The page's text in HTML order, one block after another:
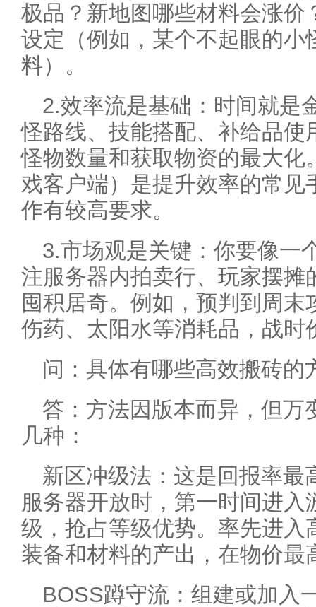
极品？新地图哪些材料会涨价
设定（例如，某个不起眼的小
料）。
2.效率流是基础：时间就是
怪路线、技能搭配、补给品使
怪物数量和获取物资的最大化
戏客户端）是提升效率的常见
作有较高要求。
3.市场观是关键：你要像一
注服务器内拍卖行、玩家摆摊
囤积居奇。例如，预判到周
伤药、太阳水等消耗品，战时
问：具体有哪些高效搬砖的
答：方法因版本而异，但万
几种：
新区冲级法：这是回报率最
服务器开放时，第一时间进入
级，抢占等级优势。率先进入
装备和材料的产出，在物价最
BOSS蹲守流：组建或加入